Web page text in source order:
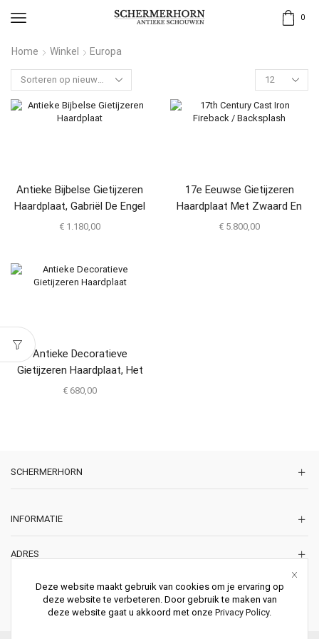
0
Home Winkel Europa
Antieke Bijbelse Gietijzeren
Haardplaat, Gabriël De Engel
€ 1.180,00
17e Eeuwse Gietijzeren
Haardplaat Met Zwaard En
Schild
€ 5.800,00
Antieke Decoratieve
Gietijzeren Haardplaat, Het
Temmen Van De Leeuw
€ 680,00
SCHERMERHORN
INFORMATIE
ADRES
2011 ZD HAARLEM
Nederland
Deze website maakt gebruik van cookies om je ervaring op
deze website te verbeteren. Door gebruik te maken van
deze website gaat u akkoord met onze Privacy Policy.